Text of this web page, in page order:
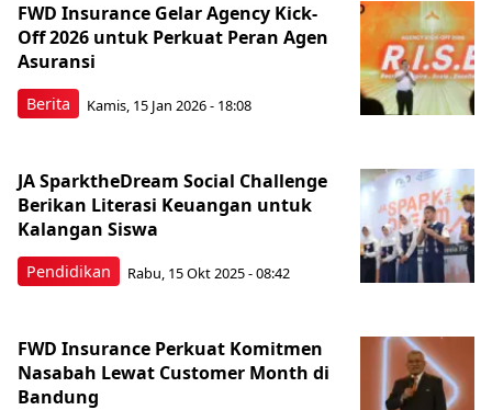
Berita
FWD Insurance Gelar Agency Kick-
Off 2026 untuk Perkuat Peran Agen
Asuransi
Kamis, 15 Jan 2026 - 18:08
Pendidikan
JA SparktheDream Social Challenge
Berikan Literasi Keuangan untuk
Kalangan Siswa
Rabu, 15 Okt 2025 - 08:42
FWD Insurance Perkuat Komitmen
Nasabah Lewat Customer Month di
Bandung